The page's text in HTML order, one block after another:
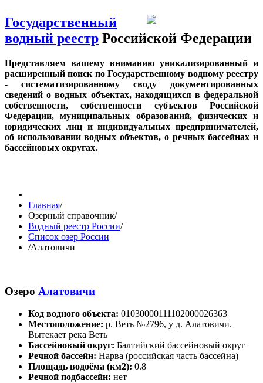
Государственный
водный реестр Российской Федерации
Представляем вашему вниманию уникализированный и
расширенный поиск по Государственному водному реестру
- систематизированному своду документированных
сведений о водных объектах, находящихся в федеральной
собственности, собственности субъектов Российской
Федерации, муниципальных образований, физических и
юридических лиц и индивидуальных предпринимателей,
об использовании водных объектов, о речных бассейнах и
бассейновых округах.
Главная/
Озерный справочник/
Водный реестр России/
Список озер России
/Алатовичи
Озеро Алатовичи
Код водного объекта: 01030000111102000026363
Местоположение: р. Веть №2796, у д. Алатовичи.
Вытекает река Веть
Бассейновый округ: Балтийский бассейновый округ
Речной бассейн: Нарва (российская часть бассейна)
Площадь водоёма (км2): 0.8
Речной подбассейн: нет